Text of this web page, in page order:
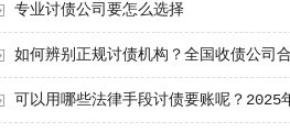
专业讨债公司要怎么选择
如何辨别正规讨债机构？全国收债公司
可以用哪些法律手段讨债要账呢？2025